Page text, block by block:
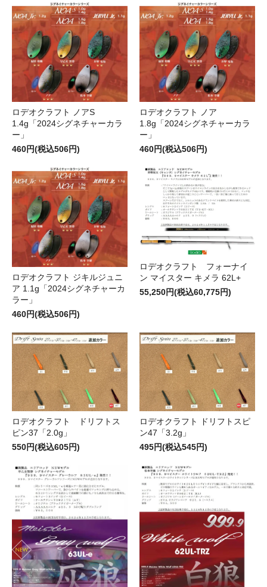
ロデオクラフト ノアS
1.4g「2024シグネチャーカラ
ー」
460円(税込506円)
ロデオクラフト ノア
1.8g「2024シグネチャーカラ
ー」
460円(税込506円)
ロデオクラフト ジキルジュニ
ア 1.1g「2024シグネチャーカ
ラー」
460円(税込506円)
ロデオクラフト フォーナイ
ン マイスター キメラ 62L+
55,250円(税込60,775円)
ロデオクラフト ドリフトス
ピン37「2.0g」
550円(税込605円)
ロデオクラフト ドリフトスピ
ン47「3.2g」
495円(税込545円)